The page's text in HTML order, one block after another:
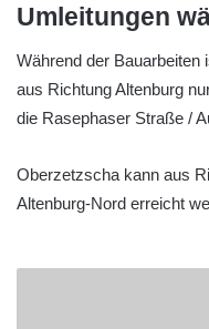
Umleitungen
Während der
aus Richtung Altenburg
die Rasephaser Straße /
Oberzetzscha kann aus
Altenburg-Nord erreicht